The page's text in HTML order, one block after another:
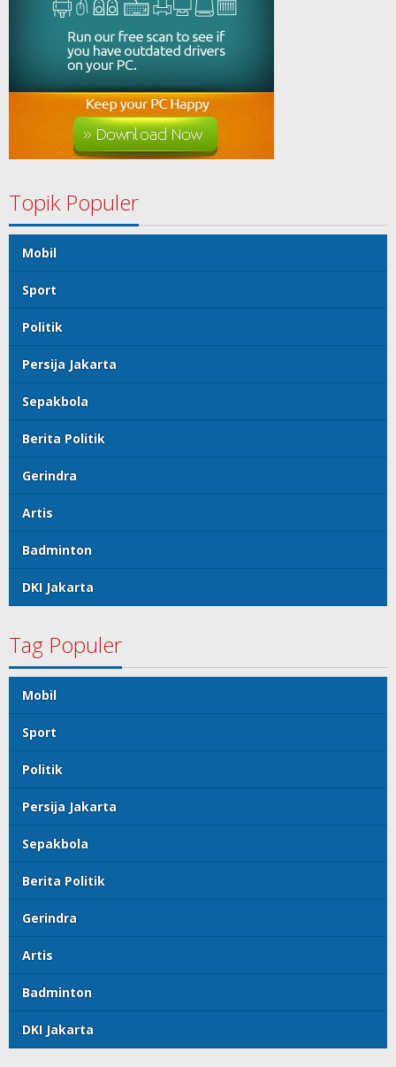
Topik Populer
Mobil
Sport
Politik
Persija Jakarta
Sepakbola
Berita Politik
Gerindra
Artis
Badminton
DKI Jakarta
Tag Populer
Mobil
Sport
Politik
Persija Jakarta
Sepakbola
Berita Politik
Gerindra
Artis
Badminton
DKI Jakarta